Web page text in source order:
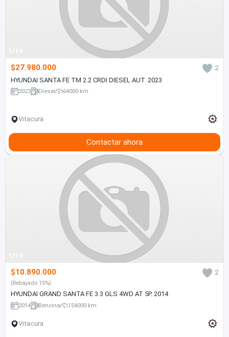
1/19
$27.980.000
2
HYUNDAI SANTA FE TM 2.2 CRDI DIESEL AUT. 2023
2023 Diesel 64000 km
Vitacura
Contactar ahora
1/19
$10.890.000 2
(Rebajado 15%)
HYUNDAI GRAND SANTA FE 3.3 GLS 4WD AT 5P. 2014
2014 Bencina 154000 km
Vitacura